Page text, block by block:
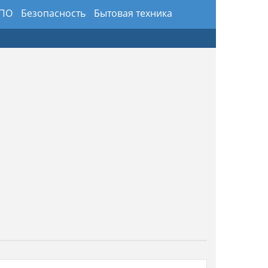
Безопасность
Бытовая техника
Предметы интерьера и обихода